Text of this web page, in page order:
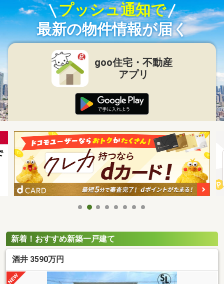
プッシュ通知で
最新の物件情報が届く
goo住宅・不動産
アプリ
新着！おすすめ新築一戸建て
酒井 3590万円